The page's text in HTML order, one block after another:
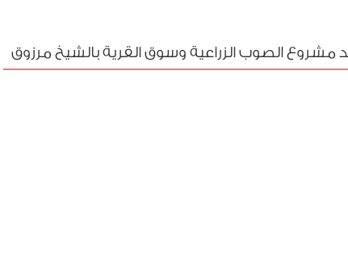
مشروع الصوب الزراعية وسوق القرية بالشيخ مرزوق